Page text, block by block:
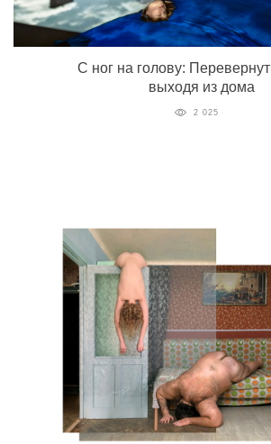
С ног на голову:
выходя из дома
2 025